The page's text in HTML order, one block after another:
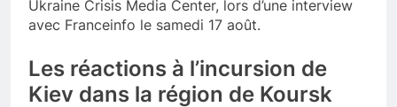
Ukraine Crisis Media Center, lors d’une interview
avec Franceinfo le samedi 17 août.
Les réactions à l’incursion de
Kiev dans la région de Koursk